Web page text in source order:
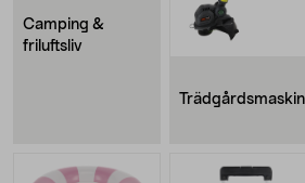
Camping &
friluftsliv